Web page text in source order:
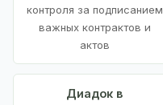
контроля за подписанием
важных контрактов и
актов
Диадок в